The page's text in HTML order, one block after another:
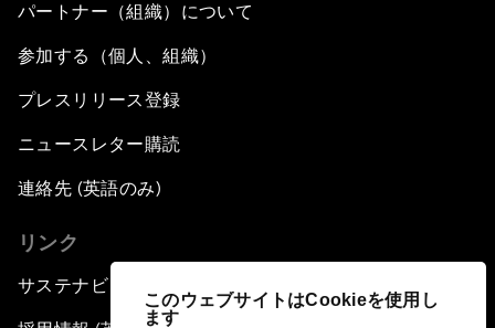
このウェブサイトはCookieを使用し
ます
パートナー（組織）について
参加する（個人、組織）
プレスリリース登録
ニュースレター購読
連絡先 (英語のみ)
リンク
サステナビリティへの取り組み